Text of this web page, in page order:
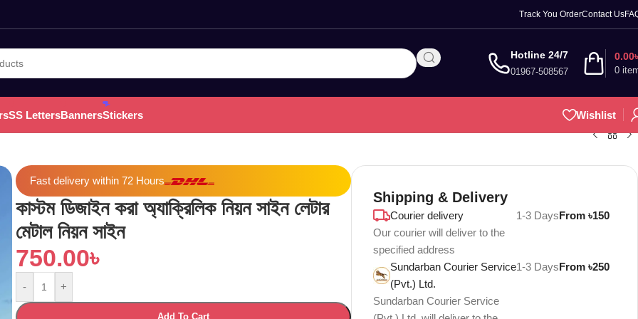
Track You OrderContact Us
Hotline 24/7
01967-508567 0
0.00
SS LettersBannersStickers
Wishlist
Fast delivery within 72 Hours
কাস্টম ডিজাইন করা অ্যাক্রিলিক নিয়ন সাইন লেটার
মেটাল নিয়ন সাইন
750.00৳
- +
Add To Cart
Shipping & Delivery
Courier delivery
Our courier will deliver to the
specified address
1-3 DaysFrom ৳150
Sundarban Courier Service
(Pvt.) Ltd.
Sundarban Courier Service
1-3 DaysFrom ৳250